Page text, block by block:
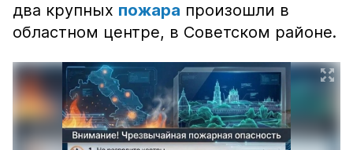
два крупных пожара произошли в
областном центре, в Советском районе.